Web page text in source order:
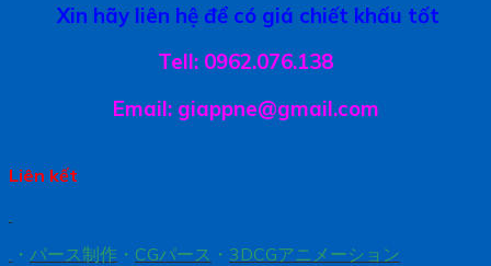
Xin hãy liên hệ để có giá chiết khấu tốt
Tell: 0962.076.138
Email: giappne@gmail.com
Liên kết
・ パース制作 ・ CGパース ・ 3DCGアニメーション